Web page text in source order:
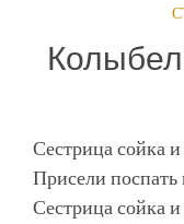
Сестрица сойка
Присели поспать
Сестрица сойка